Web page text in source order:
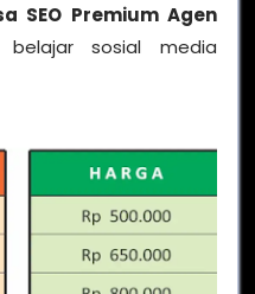
SEO Premium Agen
sosial media